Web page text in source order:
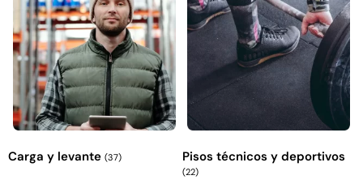
Carga y levante (37) Pisos técnicos y deportivos
(22)
Explora más productos